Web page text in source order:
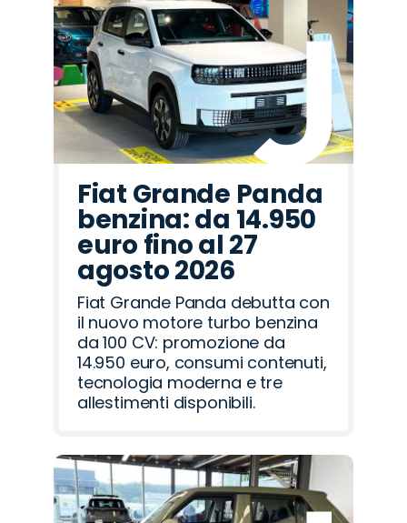
Fiat Grande Panda
benzina: da 14.950
euro fino al 27
agosto 2026
Fiat Grande Panda debutta con
il nuovo motore turbo benzina
da 100 CV: promozione da
14.950 euro, consumi contenuti,
tecnologia moderna e tre
allestimenti disponibili.